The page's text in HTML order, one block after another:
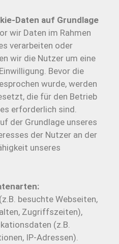
Daten auf Grundlage
wir Daten im Rahmen
verarbeiten oder
wir die Nutzer um eine
Bevor die
wurde, werden
die für den Betrieb
erforderlich sind.
der Grundlage unseres
der Nutzer an der
unseres
besuchte Webseiten,
Zugriffszeiten),
(z.B.
IP-Adressen).